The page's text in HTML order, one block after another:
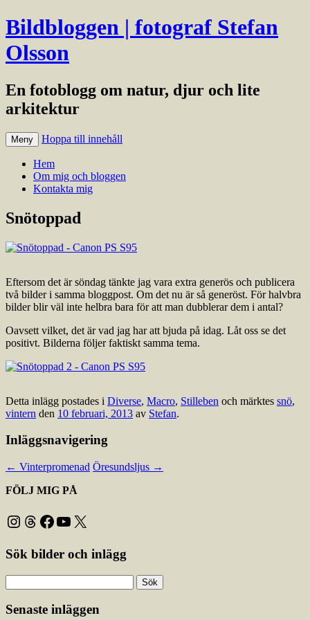
Bildbloggen | fotograf Stefan
Olsson
En fotoblogg om natur, djur och lite
arkitektur
Meny Hoppa till innehåll
Hem
Om mig och bloggen
Kontakta mig
Snötoppad
Eftersom det är söndag tänkte jag vara extra generös och publicera
två bilder i samma bloggpost. Om det nu är så generöst. För halvbra
bilder blir väl inte helbra bara för att man dubblerar dem i antal?
Oavsett vilket, det är vad jag har att bjuda på idag. Låt oss se det
positivt. Bilderna följer faktiskt samma tema.
Detta inlägg postades i Diverse, Macro, Stilleben och märktes snö,
vintern den 10 februari, 2013 av Stefan.
Inläggsnavigering
← Vinterpromenad Öresundsljus →
FÖLJ MIG PÅ
Instagram
Threads
Facebook
YouTube
X
Sök bilder och inlägg
efter:
Senaste inläggen